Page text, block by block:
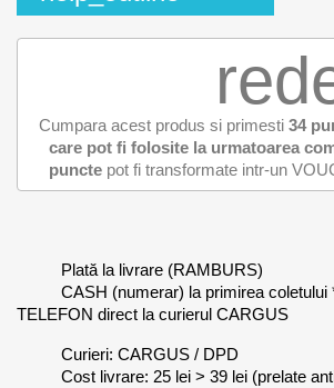
Cumpara acest produs si primesti 34
care pot fi folosite la urmatoarea
punctepot fi transformate intr-un
Plată la livrare (RAMBURS)
CASH (numerar) la primirea
TELEFON direct la curierul CARGUS
Curieri: CARGUS / DPD
Cost livrare: 25 lei > 39 lei (prelate